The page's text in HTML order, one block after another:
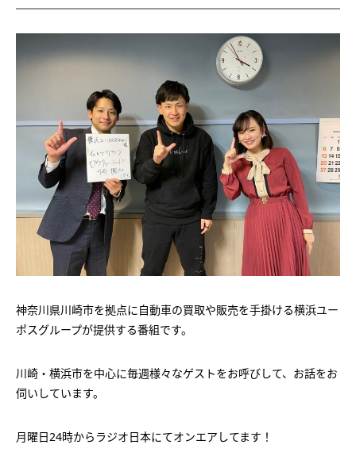
神奈川県川崎市を拠点に自動車の買取や販売を手掛ける横浜ユー
ポスグループが提供する番組です。
川崎・横浜市を中心に毎週様々なゲストをお呼びして、お話をお
伺いしています。
月曜日24時からラジオ日本にてオンエアしてます！